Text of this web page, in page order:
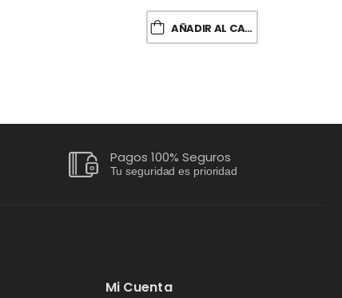
AÑADIR AL CARRITO
Pagos 100% Seguros
Tu seguridad es prioridad
Mi Cuenta